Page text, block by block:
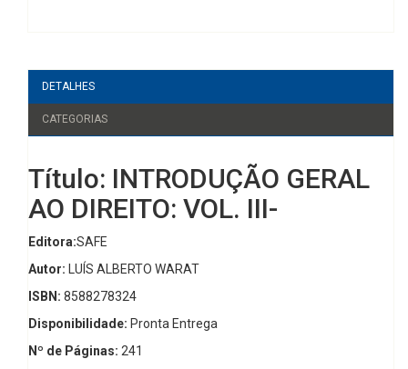
DETALHES
CATEGORIAS
Título: INTRODUÇÃO GERAL
AO DIREITO: VOL. III-
Editora:SAFE
Autor: LUÍS ALBERTO WARAT
ISBN: 8588278324
Disponibilidade: Pronta Entrega
Nº de Páginas: 241